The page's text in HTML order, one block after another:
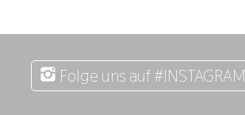
Folge uns auf #INSTAGRAM